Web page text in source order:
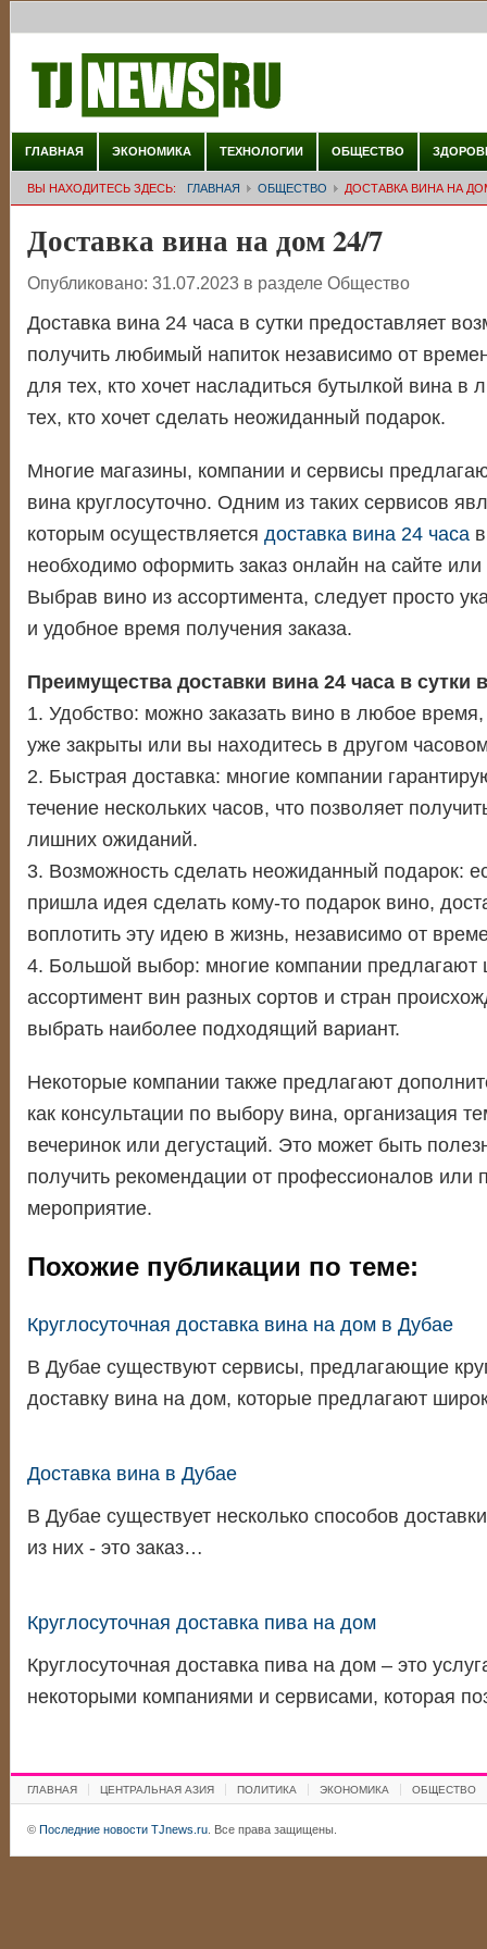
ГЛАВНАЯ ЭКОНОМИКА ТЕХНОЛОГИИ ОБЩЕСТВО
ВЫ НАХОДИТЕСЬ ЗДЕСЬ: ГЛАВНАЯ ОБЩЕСТВО ДОСТАВКА ВИНА НА
Доставка вина на дом 24/7
Опубликовано: 31.07.2023 в разделе Общество
Доставка вина 24 часа в сутки предоставляет
получить любимый напиток независимо от
для тех, кто хочет насладиться бутылкой вина
тех, кто хочет сделать неожиданный подарок.
Многие магазины, компании и сервисы
вина круглосуточно. Одним из таких сервисов
которым осуществляется доставка вина 24 часав
необходимо оформить заказ онлайн на сайте
Выбрав вино из ассортимента, следует просто
и удобное время получения заказа.
Преимущества доставки вина 24 часа в сутки
1. Удобство: можно заказать вино в любое
уже закрыты или вы находитесь в другом
2. Быстрая доставка: многие компании
течение нескольких часов, что позволяет
лишних ожиданий.
3. Возможность сделать неожиданный подарок:
пришла идея сделать кому-то подарок вино,
воплотить эту идею в жизнь, независимо от
4. Большой выбор: многие компании предлагают
ассортимент вин разных сортов и стран
выбрать наиболее подходящий вариант.
Некоторые компании также предлагают
как консультации по выбору вина, организация
вечеринок или дегустаций. Это может быть
получить рекомендации от профессионалов или
мероприятие.
Похожие публикации по теме:
Круглосуточная доставка вина на дом в Дубае
В Дубае существуют сервисы, предлагающие
доставку вина на дом, которые предлагают
Доставка вина в Дубае
В Дубае существует несколько способов
из них - это заказ…
Круглосуточная доставка пива на дом
Круглосуточная доставка пива на дом – это
некоторыми компаниями и сервисами, которая
ГЛАВНАЯ ЦЕНТРАЛЬНАЯ АЗИЯ ПОЛИТИКА ЭКОНОМИКА ОБЩЕСТВО
© Последние новости TJnews.ru. Все права защищены.